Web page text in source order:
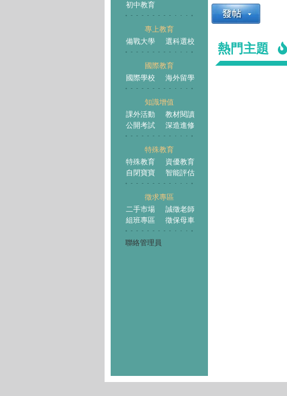
初中教育
專上教育
備戰大學
選科選校
國際教育
國際學校
海外留學
知識增值
課外活動
教材閱讀
公開考試
深造進修
特殊教育
特殊教育
資優教育
自閉寶寶
智能評估
徵求專區
二手市場
誠徵老師
組班專區
徵保母車
聯絡管理員
熱門主題